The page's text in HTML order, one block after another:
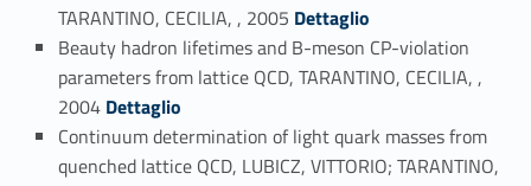
TARANTINO, CECILIA, , 2005 Link identifier #identifier_person_47197-48
Dettaglio
Beauty hadron lifetimes and B-meson CP-violation
parameters from lattice QCD, TARANTINO, CECILIA, ,
2004 Link identifier #identifier_person_119718-49
Dettaglio
Continuum determination of light quark masses from
quenched lattice QCD, LUBICZ, VITTORIO; TARANTINO,